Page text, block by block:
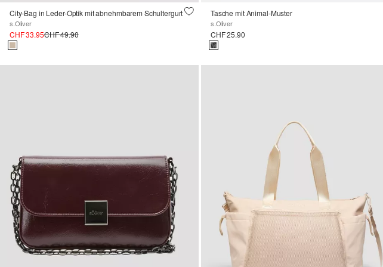
City-Bag in Leder-Optik mit abnehmbarem Schultergurt
s.Oliver
CHF 33.95CHF 49.90
Tasche mit Animal-Muster
s.Oliver
CHF 25.90